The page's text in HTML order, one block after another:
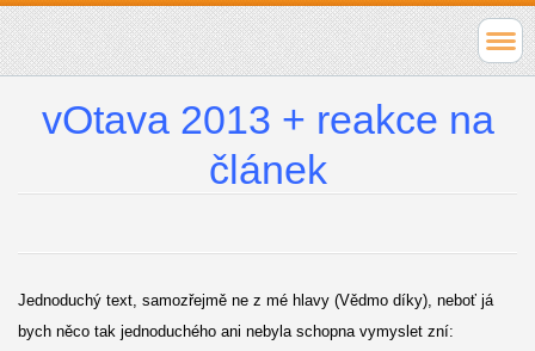
vOtava 2013 + reakce na
článek
Jednoduchý text, samozřejmě ne z mé hlavy (Vědmo díky), neboť já
bych něco tak jednoduchého ani nebyla schopna vymyslet zní: